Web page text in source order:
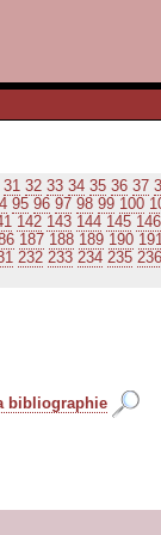
31 32 33 34 35 36 37
95 96 97 98 99 100
142 143 144 145 146
187 188 189 190 191
232 233 234 235 236
bibliographie